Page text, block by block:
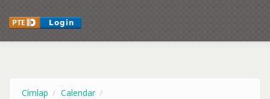
Címlap Calendar